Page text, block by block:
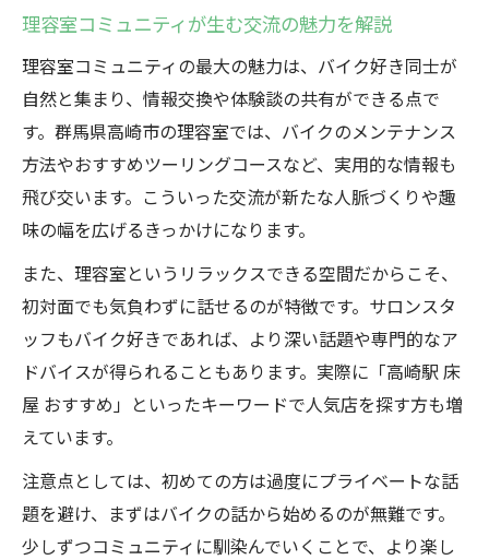
理容室の口コミやSNS情報を活用する方法
高崎で理容室に集まる理由を深掘り
理容室にバイク好きが集まる背景を探る
理容室の魅力が高崎で支持される理由
理容室コミュニティが高崎で育つ要因とは
理容室に集うバイク仲間のリアル体験談
メンズヘアとバイク談義が叶う心地良さ
理容室で実現するメンズヘアの最旬トレン
ド
理容室でバイク談義が弾む空間作りの工夫
理容室で叶うバイク乗りに合うスタイル提
案
理容室で相談できるメンズヘアの悩み解決
法
理容室コミュニティが生む交流の魅力を解説
理容室コミュニティの最大の魅力は、バイク好き同士が
自然と集まり、情報交換や体験談の共有ができる点で
す。群馬県高崎市の理容室では、バイクのメンテナンス
方法やおすすめツーリングコースなど、実用的な情報も
飛び交います。こういった交流が新たな人脈づくりや趣
味の幅を広げるきっかけになります。
また、理容室というリラックスできる空間だからこそ、
初対面でも気負わずに話せるのが特徴です。サロンスタ
ッフもバイク好きであれば、より深い話題や専門的なア
ドバイスが得られることもあります。実際に「高崎駅 床
屋 おすすめ」といったキーワードで人気店を探す方も増
えています。
注意点としては、初めての方は過度にプライベートな話
題を避け、まずはバイクの話から始めるのが無難です。
少しずつコミュニティに馴染んでいくことで、より楽し